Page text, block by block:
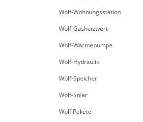
Wolf-Wohnungsstation
Wolf-Gasheizwert
Wolf-Wärmepumpe
Wolf-Hydraulik
Wolf-Speicher
Wolf-Solar
Wolf Pakete